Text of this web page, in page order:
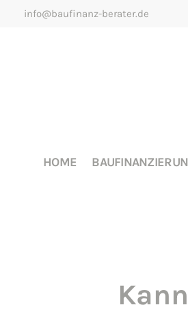
info@baufinanz-berater.de
HOME